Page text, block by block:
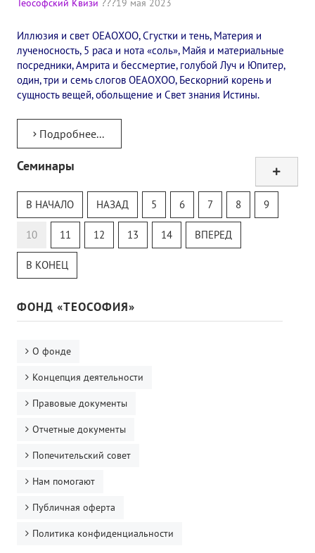
Теософский Квизи 19 мая 2023
Иллюзия и свет ОЕАОХОО, Сгустки и тень, Материя и
лученосность, 5 раса и нота «соль», Майя и материальные
посредники, Амрита и бессмертие, голубой Луч и Юпитер,
один, три и семь слогов ОЕАОХОО, Бескорний корень и
сущность вещей, обольщение и Свет знания Истины.
Подробнее...
Семинары
Теософский Квизи
Тайная Доктрина
Онлайн-класс
В НАЧАЛО НАЗАД 5 6 7 8 9
10 11 12 13 14 ВПЕРЕД
В КОНЕЦ
ФОНД «ТЕОСОФИЯ»
О фонде
Концепция деятельности
Правовые документы
Отчетные документы
Попечительский совет
Нам помогают
Публичная оферта
Политика конфиденциальности